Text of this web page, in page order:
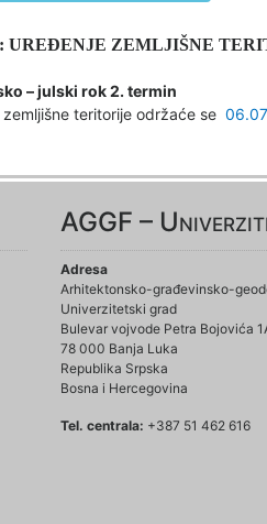
UREĐENJE ZEMLJIŠNE
– julski rok 2. termin
teritorije održaće se 06.07
AGGF –
Adresa
Arhitektonsko-građevinsko-
Univerzitetski grad
Bulevar vojvode Petra Bojovića
78 000 Banja Luka
Republika Srpska
Bosna i Hercegovina
Tel. centrala: +387 51 462 616